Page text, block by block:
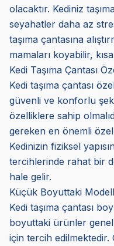
olacaktır. Kediniz
seyahatler daha az
taşıma çantasına
mamaları koyabilir,
Kedi Taşıma Çantası
Kedi taşıma çantası
güvenli ve konforlu
özelliklere sahip
gereken en önemli
Kedinizin fiziksel
tercihlerinde rahat bir
hale gelir.
Küçük Boyuttaki
Kedi taşıma çantası
boyuttaki ürünler
için tercih